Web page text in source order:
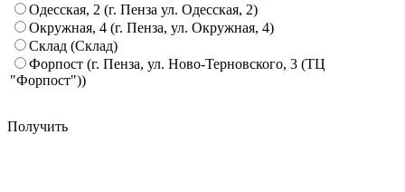
Одесская, 2 (г. Пенза ул. Одесская, 2)
Окружная, 4 (г. Пенза, ул. Окружная, 4)
Склад (Склад)
Форпост (г. Пенза, ул. Ново-Терновского, 3 (ТЦ
"Форпост"))
Получить